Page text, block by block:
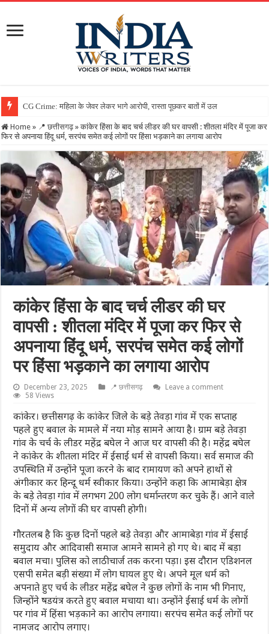
Home » 📍 छत्तीसगढ़ » कांकेर हिंसा के बाद चर्च लीडर की घर वापसी : शीतला मंदिर में पूजा कर
फिर से अपनाया हिंदू धर्म, सरपंच समेत कई लोगों पर हिंसा भड़काने का लगाया आरोप
कांकेर हिंसा के बाद चर्च लीडर की घर
वापसी : शीतला मंदिर में पूजा कर फिर से
अपनाया हिंदू धर्म, सरपंच समेत कई लोगों
पर हिंसा भड़काने का लगाया आरोप
December 23, 2025 📍 छत्तीसगढ़
Leave a comment
58 Views
कांकेर। छत्तीसगढ़ के कांकेर जिले के बड़े तेवड़ा गांव में एक सप्ताह
पहले हुए बवाल के मामले में नया मोड़ सामने आया है। ग्राम बड़े तेवड़ा
गांव के चर्च के लीडर महेंद्र बघेल ने आज घर वापसी की है। महेंद्र बघेल
ने कांकेर के शीतला मंदिर में ईसाई धर्म से वापसी किया। सर्व समाज की
उपस्थिति में उन्होंने पूजा करने के बाद रामायण को अपने हाथों से
अंगीकार कर हिन्दू धर्म स्वीकार किया। उन्होंने कहा कि आमाबेड़ा क्षेत्र
के बड़े तेवड़ा गांव में लगभग 200 लोग धर्मान्तरण कर चुके हैं। आने वाले
दिनों में अन्य लोगों की घर वापसी होगी।
गौरतलब है कि कुछ दिनों पहले बड़े तेवड़ा और आमाबेड़ा गांव में ईसाई
समुदाय और आदिवासी समाज आमने सामने हो गए थे। बाद में बड़ा
बवाल मचा। पुलिस को लाठीचार्ज तक करना पड़ा। इस दौरान एडिशनल
एसपी समेत बड़ी संख्या में लोग घायल हुए थे। अपने मूल धर्म को
अपनाते हुए चर्च के लीडर महेंद्र बघेल ने कुछ लोगों के नाम भी गिनाए,
जिन्होंने षडयंत्र करते हुए बवाल मचाया था। उन्होंने ईसाई धर्म के लोगों
पर गांव में हिंसा भड़काने का आरोप लगाया। सरपंच समेत कई लोगों पर
नामजद आरोप लगाए।